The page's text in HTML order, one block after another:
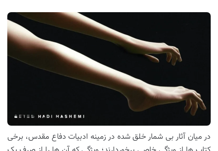
در میان آثار بی شمار خلق شده در زمینه ادبیات دفاع مقدس، برخی